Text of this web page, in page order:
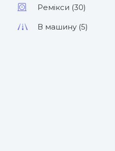
Ремікси (30)
В машину (5)